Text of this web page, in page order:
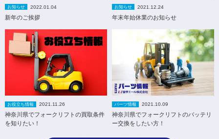
お知らせ 2022.01.04
新年のご挨拶
お知らせ 2021.12.24
年末年始休業のお知らせ
お役立ち情報 2021.11.26
神奈川県でフォークリフトの買取条件
を知りたい！
パーツ情報 2021.10.09
神奈川県でフォークリフトのバッテリ
ー交換をしたい方！